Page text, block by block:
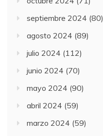
septiembre 2024 (80)
agosto 2024 (89)
julio 2024 (112)
junio 2024 (70)
mayo 2024 (90)
abril 2024 (59)
marzo 2024 (59)